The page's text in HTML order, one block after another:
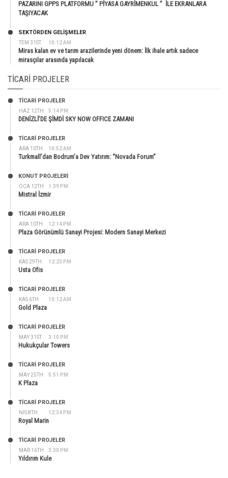
PAZARINI GPPS PLATFORMU ” PİYASA GAYRİMENKUL ” İLE EKRANLARA
TAŞIYACAK
TEM 31ST 10:12 AM
SEKTÖRDEN GELIŞMELER
Miras kalan ev ve tarım arazilerinde yeni dönem: İlk ihale artık sadece
mirasçılar arasında yapılacak
TICARI PROJELER
HAZ 12TH 5:14 PM
TİCARİ PROJELER
DENİZLİ’DE ŞİMDİ SKY NOW OFFICE ZAMANI
ARA 10TH 10:52 AM
TİCARİ PROJELER
Turkmall’dan Bodrum’a Dev Yatırım: “Novada Forum”
OCA 12TH 1:39 PM
KONUT PROJELERI
Mistral İzmir
ARA 10TH 12:14 PM
TİCARİ PROJELER
Plaza Görünümlü Sanayi Projesi: Modern Sanayi Merkezi
KAS 29TH 12:23 PM
TİCARİ PROJELER
Usta Ofis
KAS 6TH 10:12 AM
TİCARİ PROJELER
Gold Plaza
MAY 31ST 3:10 PM
TİCARİ PROJELER
Hukukçular Towers
MAY 25TH 5:51 PM
TİCARİ PROJELER
K Plaza
NIS 8TH 12:34 PM
TİCARİ PROJELER
Royal Marin
MAR 16TH 3:30 PM
TİCARİ PROJELER
Yıldırım Kule